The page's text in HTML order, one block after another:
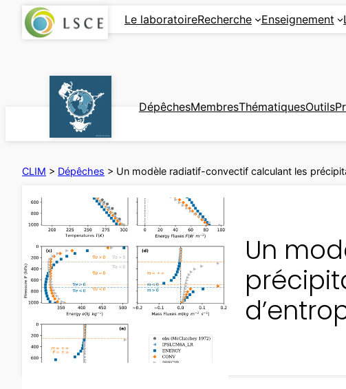
Aller
Le laboratoireRecherche Enseignement
DépêchesMembresThématiquesOutils
CLIM > Dépêches > Un modèle radiatif-convectif calculant les
Un